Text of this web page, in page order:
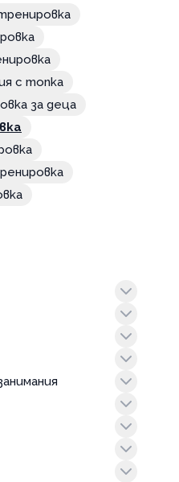
с топка
за деца